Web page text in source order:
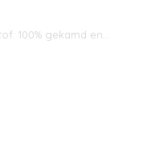
100% gekamd en…